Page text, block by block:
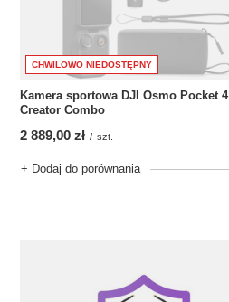
CHWILOWO NIEDOSTĘPNY
Kamera sportowa DJI Osmo Pocket 4
Creator Combo
2 889,00 zł / szt.
+ Dodaj do porównania